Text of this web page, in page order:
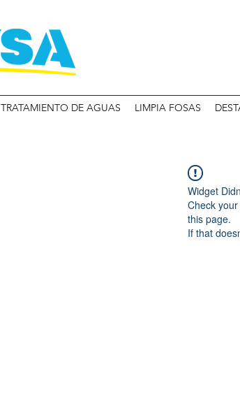
TRATAMIENTO DE AGUAS LIMPIA FOSAS
Widget
Check
this page.
If that